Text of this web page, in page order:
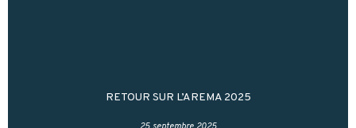
RETOUR SUR L’AREMA 2025